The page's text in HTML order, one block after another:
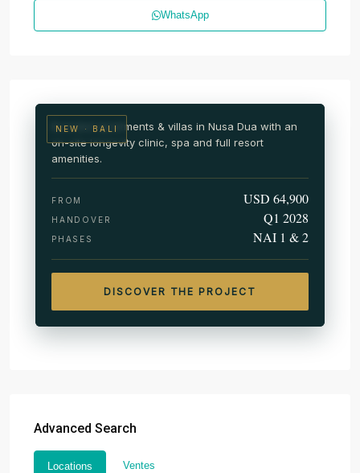
WhatsApp
NEW · BALI
Branded apartments & villas in Nusa Dua with an
on-site longevity clinic, spa and full resort
amenities.
FROM USD 64,900
HANDOVER Q1 2028
PHASES NAI 1 & 2
DISCOVER THE PROJECT
Advanced Search
Locations Ventes